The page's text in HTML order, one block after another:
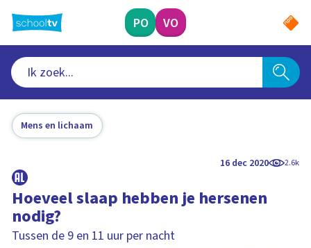
naar
hoofdinhoud
PO VO
Mens en lichaam
16 dec 2020 2.6k
Hoeveel slaap hebben je hersenen
nodig?
Tussen de 9 en 11 uur per nacht